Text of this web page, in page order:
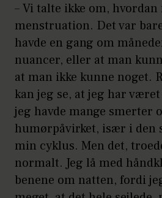
– Vi talte ikke om, hvordan
menstruation. Det var
havde en gang om
nuancer, eller at man
at man ikke kunne noget.
kan jeg se, at jeg har
jeg havde mange smerter
humørpåvirket, især i den
min cyklus. Men det,
normalt. Jeg lå med
benene om natten, fordi